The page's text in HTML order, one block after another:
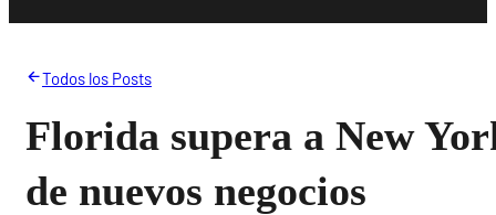
Todos los Posts
Florida supera a New
de nuevos negocios